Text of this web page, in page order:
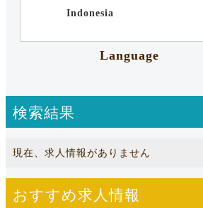
Indonesia
Language
検索結果
現在、求人情報がありません
おすすめ求人情報